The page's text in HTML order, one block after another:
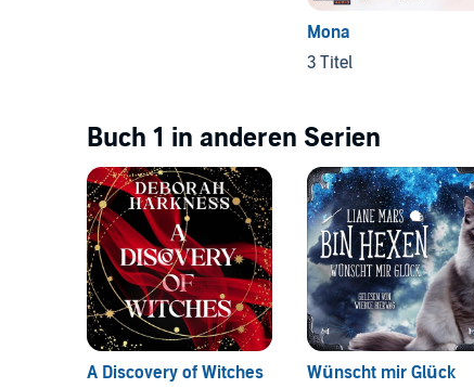
Mona
3 Titel
Buch 1 in anderen Serien
A Discovery of Witches
Wünscht mir Glück